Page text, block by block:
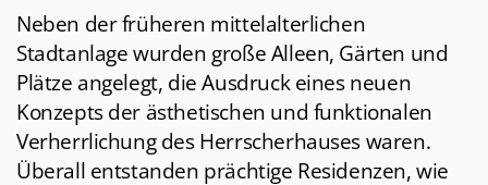
Neben der früheren mittelalterlichen
Stadtanlage wurden große Alleen, Gärten und
Plätze angelegt, die Ausdruck eines neuen
Konzepts der ästhetischen und funktionalen
Verherrlichung des Herrscherhauses waren.
Überall entstanden prächtige Residenzen, wie